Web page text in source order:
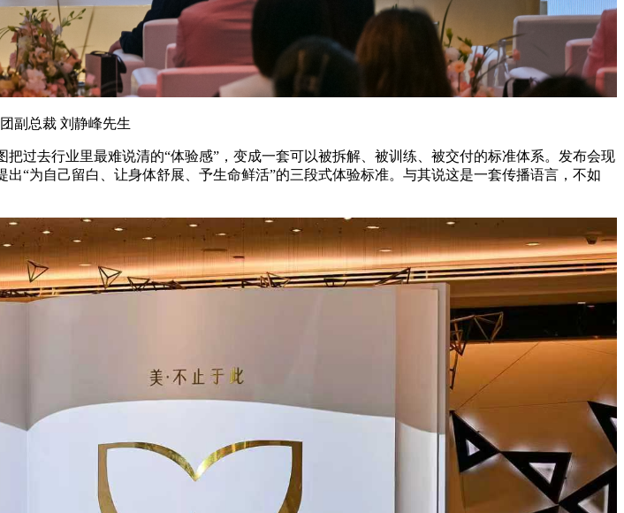
副总裁 刘静峰先生
过去行业里最难说清的“体验感”，变成一套可以被拆解、被训练、被交付的标准体系。发布会现
“为自己留白、让身体舒展、予生命鲜活”的三段式体验标准。与其说这是一套传播语言，不如